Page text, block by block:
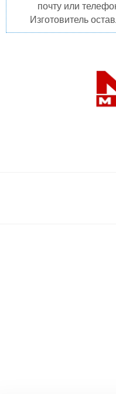
почту или
Изготовитель